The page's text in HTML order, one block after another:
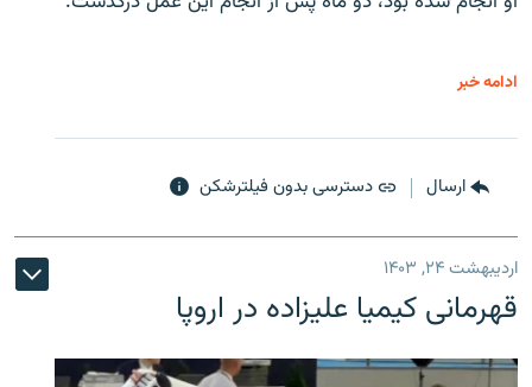
ادامه خبر
ارسال دسترسی بدون فیلترشکن
اردیبهشت ۲۴, ۱۴۰۳
قهرمانی کیمیا علیزاده در اروپا